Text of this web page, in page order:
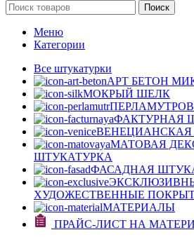
Поиск
Меню
Категории
Все штукатурки
АРТ БЕТОН
МОКРЫЙ ШЕЛК
ФАКТУРНАЯ
ВЕНЕЦИАНСКАЯ
МАТОВАЯ
ШТУКАТУРКА
ФАСАДНАЯ
ХУДОЖЕСТВЕННЫЕ
МАТЕРИАЛЫ
ПРАЙС-ЛИСТ НА